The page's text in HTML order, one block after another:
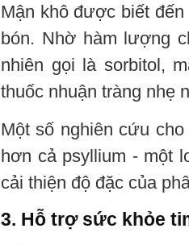
Mận khô được biết
bón. Nhờ hàm lượng
nhiên gọi là sorbitol,
thuốc nhuận tràng nhẹ
Một số nghiên cứu
hơn cả psyllium - một
cải thiện độ đặc của
3. Hỗ trợ sức khỏe